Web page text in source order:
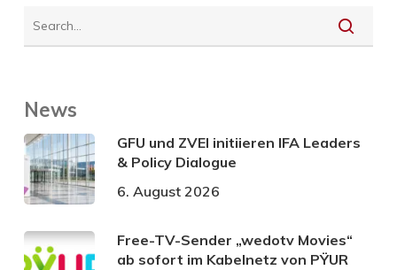
News
GFU und ZVEI initiieren IFA Leaders
& Policy Dialogue
6. August 2026
Free-TV-Sender „wedotv Movies“
ab sofort im Kabelnetz von PŸUR